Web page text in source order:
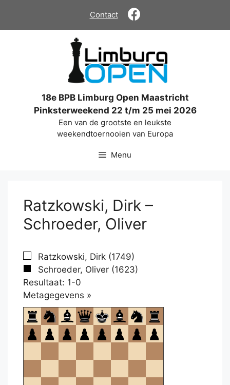
de
Contact
18e BPB Limburg Open Maastricht
Pinksterweekend 22 t/m 25 mei 2026
Een van de grootste en leukste
weekendtoernooien van Europa
Menu
Ratzkowski, Dirk –
Schroeder, Oliver
Ratzkowski, Dirk (1749)
Schroeder, Oliver (1623)
Resultaat: 1-0
Metagegevens »
om
te
openen.